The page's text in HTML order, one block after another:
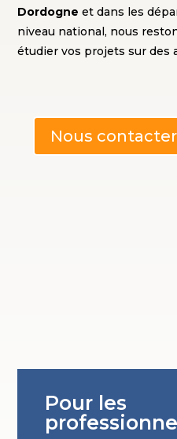
Dordogne et dans les
niveau national, nous
étudier vos projets sur des
Nous contacter
Pour les